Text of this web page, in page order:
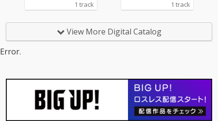
1 track 1 track
View More Digital Catalog
Error.